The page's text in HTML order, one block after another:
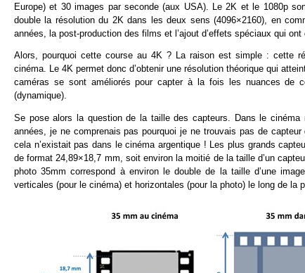
Europe) et 30 images par seconde (aux USA). Le 2K et le 1080p
double la résolution du 2K dans les deux sens (4096×2160), en
années, la post-production des films et l’ajout d’effets spéciaux qui
Alors, pourquoi cette course au 4K ? La raison est simple : cette
cinéma. Le 4K permet donc d’obtenir une résolution théorique qui
caméras se sont améliorés pour capter à la fois les nuances de
(dynamique).
Se pose alors la question de la taille des capteurs. Dans le cinéma
années, je ne comprenais pas pourquoi je ne trouvais pas de
cela n’existait pas dans le cinéma argentique ! Les plus grands
de format 24,89×18,7 mm, soit environ la moitié de la taille d’un
photo 35mm correspond à environ le double de la taille d’une
verticales (pour le cinéma) et horizontales (pour la photo) le long de